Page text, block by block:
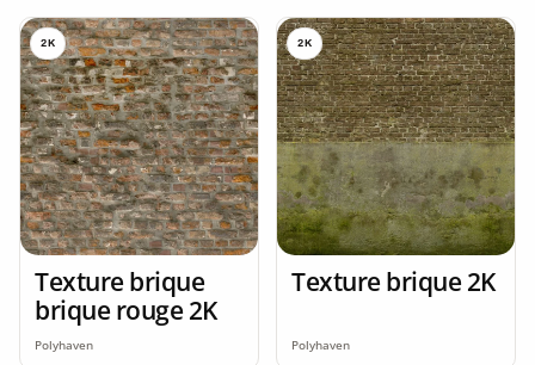
2K
Texture brique
brique rouge 2K
Polyhaven
2K
Texture brique 2K
Polyhaven